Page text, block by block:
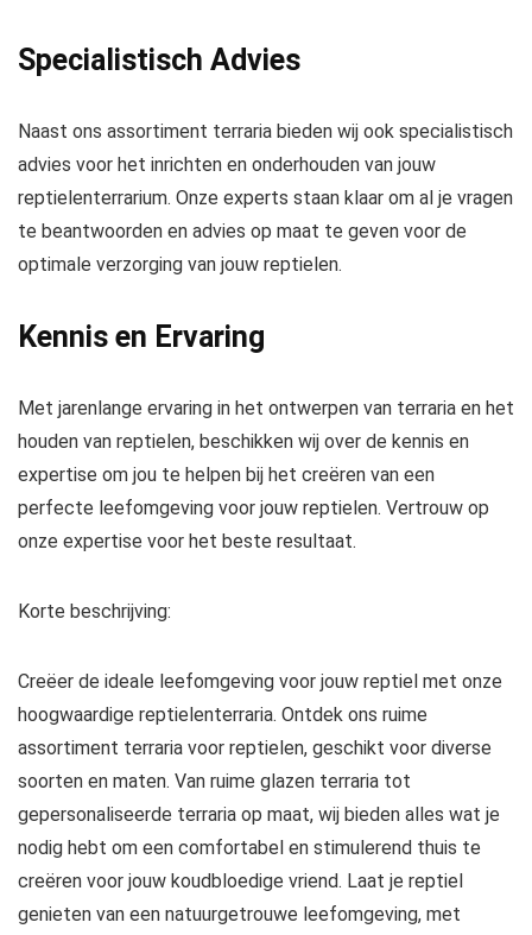
Specialistisch Advies
Naast ons assortiment terraria bieden wij ook specialistisch
advies voor het inrichten en onderhouden van jouw
reptielenterrarium. Onze experts staan klaar om al je vragen
te beantwoorden en advies op maat te geven voor de
optimale verzorging van jouw reptielen.
Kennis en Ervaring
Met jarenlange ervaring in het ontwerpen van terraria en het
houden van reptielen, beschikken wij over de kennis en
expertise om jou te helpen bij het creëren van een
perfecte leefomgeving voor jouw reptielen. Vertrouw op
onze expertise voor het beste resultaat.
Korte beschrijving:
Creëer de ideale leefomgeving voor jouw reptiel met onze
hoogwaardige reptielenterraria. Ontdek ons ruime
assortiment terraria voor reptielen, geschikt voor diverse
soorten en maten. Van ruime glazen terraria tot
gepersonaliseerde terraria op maat, wij bieden alles wat je
nodig hebt om een comfortabel en stimulerend thuis te
creëren voor jouw koudbloedige vriend. Laat je reptiel
genieten van een natuurgetrouwe leefomgeving, met